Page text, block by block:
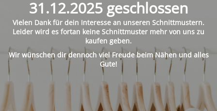
31.12.2025 geschlossen
Vielen Dank für dein Interesse an unseren Schnittmustern.
Leider wird es fortan keine Schnittmuster mehr von uns zu
kaufen geben.
Wir wünschen dir dennoch viel Freude beim Nähen und alles
Gute!